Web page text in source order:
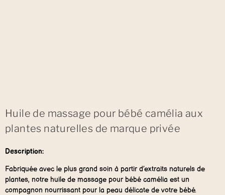
Huile de massage pour bébé camélia aux
plantes naturelles de marque privée
Description:
Fabriquée avec le plus grand soin à partir d’extraits naturels de
plantes, notre huile de massage pour bébé camélia est un
compagnon nourrissant pour la peau délicate de votre bébé.